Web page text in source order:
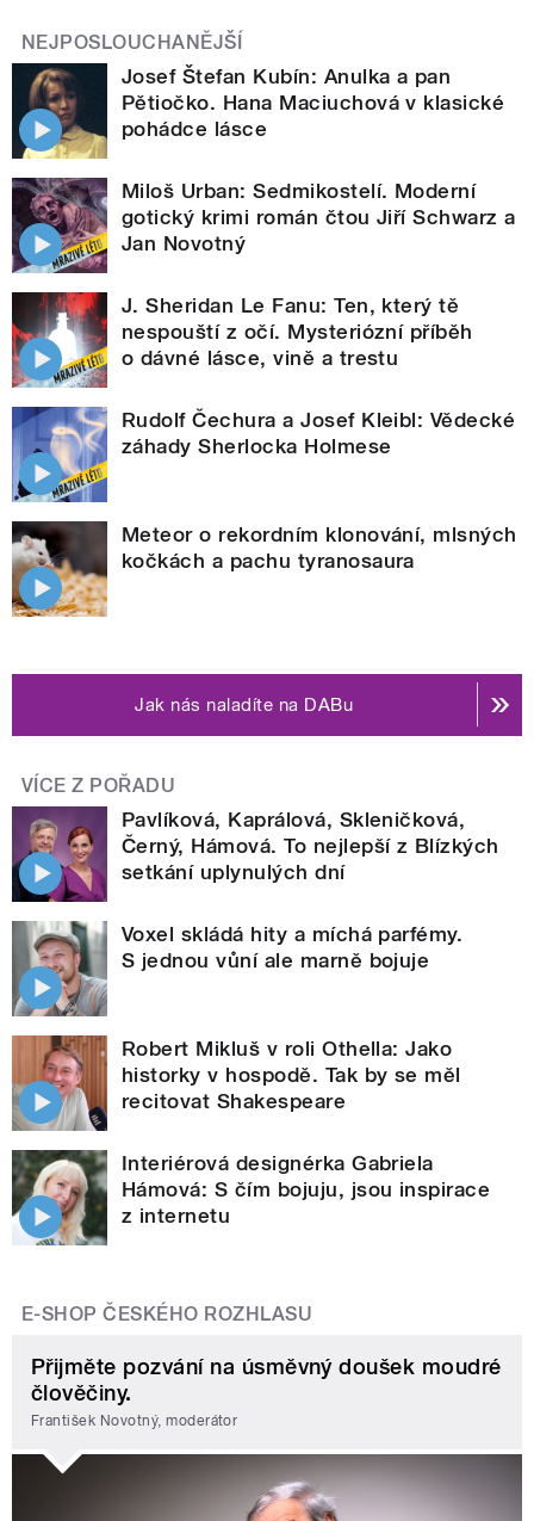
NEJPOSLOUCHANĚJŠÍ
Josef Štefan Kubín: Anulka a pan
Pětiočko. Hana Maciuchová v klasické
pohádce lásce
Miloš Urban: Sedmikostelí. Moderní
gotický krimi román čtou Jiří Schwarz a
Jan Novotný
J. Sheridan Le Fanu: Ten, který tě
nespouští z očí. Mysteriózní příběh
o dávné lásce, vině a trestu
Rudolf Čechura a Josef Kleibl: Vědecké
záhady Sherlocka Holmese
Meteor o rekordním klonování, mlsných
kočkách a pachu tyranosaura
Jak nás naladíte na DABu
VÍCE Z POŘADU
Pavlíková, Kaprálová, Skleničková,
Černý, Hámová. To nejlepší z Blízkých
setkání uplynulých dní
Voxel skládá hity a míchá parfémy.
S jednou vůní ale marně bojuje
Robert Mikluš v roli Othella: Jako
historky v hospodě. Tak by se měl
recitovat Shakespeare
Interiérová designérka Gabriela
Hámová: S čím bojuju, jsou inspirace
z internetu
E-SHOP ČESKÉHO ROZHLASU
Přijměte pozvání na úsměvný doušek moudré
člověčiny.
František Novotný, moderátor